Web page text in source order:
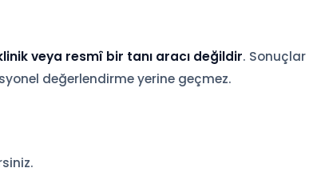
veya resmî bir tanı aracı değildir. Sonuçlar
değerlendirme yerine geçmez.